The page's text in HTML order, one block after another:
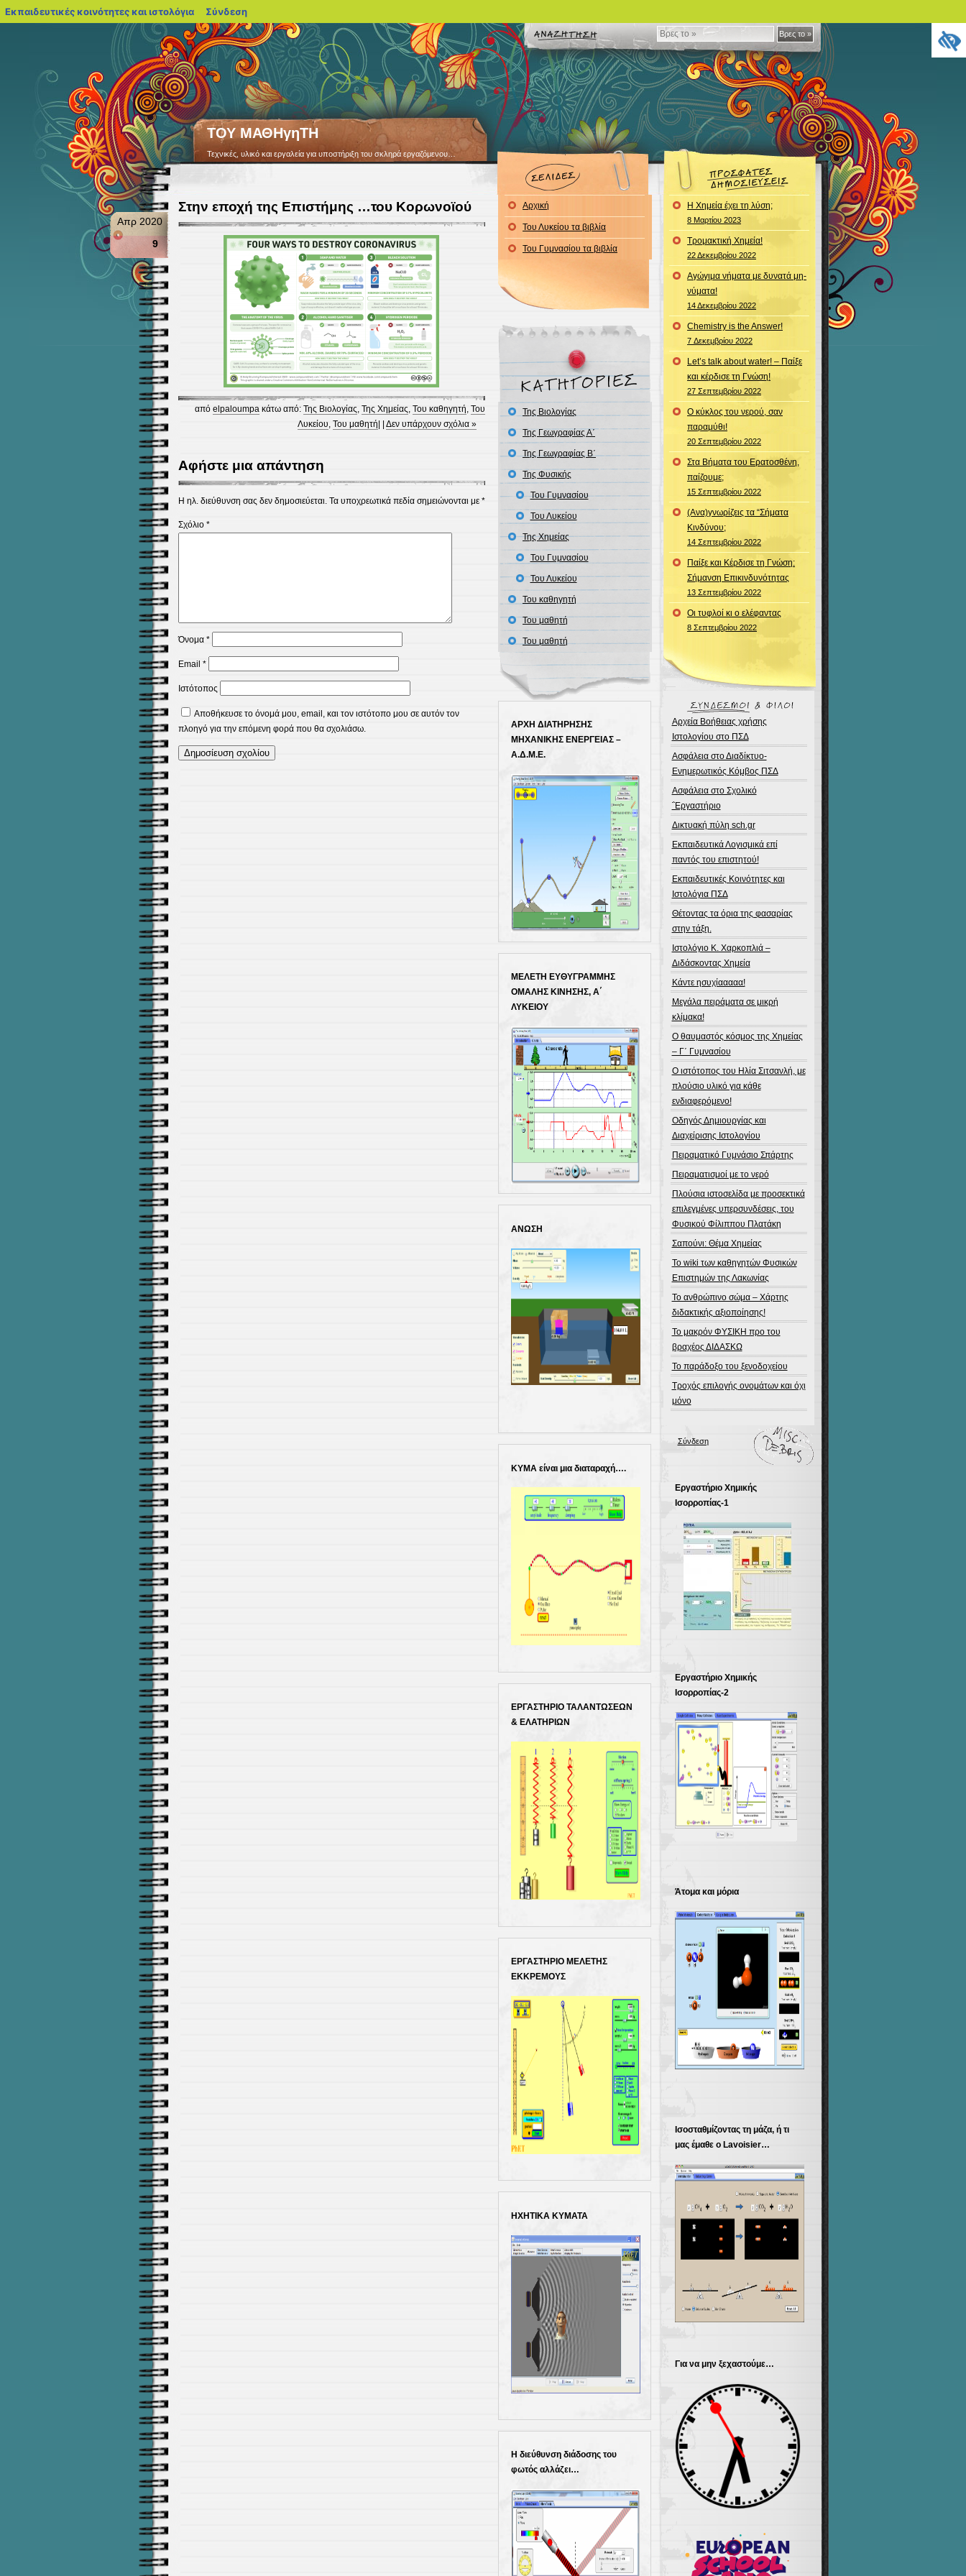
Βρες
το
»
Βρες το »
ΤΟΥ ΜΑΘΗγηΤΗ
Τεχνικές, υλικό και εργαλεία για υποστήριξη του σκληρά εργαζόμενου…
Στην εποχή της Επιστήμης …του Κορωνοϊού
Απρ 2020
9
από elpaloumpaκάτω από: Της Βιολογίας, Της Χημείας, Του καθηγητή, Του
Λυκείου, Του μαθητή Δεν υπάρχουν σχόλια »
Αφήστε μια απάντηση
Η ηλ. διεύθυνση σας δεν δημοσιεύεται. Τα υποχρεωτικά πεδία σημειώνονται με *
Σχόλιο *
Όνομα *
Email *
Ιστότοπος
Αποθήκευσε το όνομά μου, email, και τον ιστότοπο μου σε αυτόν τον
πλοηγό για την επόμενη φορά που θα σχολιάσω.
Αρχική
Του Λυκείου τα βιβλία
Του Γυμνασίου τα βιβλία
Της Βιολογίας
Της Γεωγραφίας Α΄
Της Γεωγραφίας Β΄
Της Φυσικής
Του Γυμνασίου
Του Λυκείου
Της Χημείας
Του Γυμνασίου
Του Λυκείου
Του καθηγητή
Του μαθητή
Του μαθητή
ΑΡΧΗ ΔΙΑΤΗΡΗΣΗΣ
ΜΗΧΑΝΙΚΗΣ ΕΝΕΡΓΕΙΑΣ –
Α.Δ.Μ.Ε.
Κλικ για εκτέλεση
ΜΕΛΕΤΗ ΕΥΘΥΓΡΑΜΜΗΣ
ΟΜΑΛΗΣ ΚΙΝΗΣΗΣ, Α΄
ΛΥΚΕΙΟΥ
ΑΝΩΣΗ
ΚΥΜΑ είναι μια διαταραχή….
ΕΡΓΑΣΤΗΡΙΟ ΤΑΛΑΝΤΩΣΕΩΝ
& ΕΛΑΤΗΡΙΩΝ
ΕΡΓΑΣΤΗΡΙΟ ΜΕΛΕΤΗΣ
ΕΚΚΡΕΜΟΥΣ
ΗΧΗΤΙΚΑ ΚΥΜΑΤΑ
Η διεύθυνση διάδοσης του
φωτός αλλάζει…
Η Χημεία έχει τη λύση;
8 Μαρτίου 2023
Τρομακτική Χημεία!
22 Δεκεμβρίου 2022
Αγώγιμα νήματα με δυνατά μη-
νύματα!
14 Δεκεμβρίου 2022
Chemistry is the Answer!
7 Δεκεμβρίου 2022
Let’s talk about water! – Παίξε
και κέρδισε τη Γνώση!
27 Σεπτεμβρίου 2022
Ο κύκλος του νερού, σαν
παραμύθι!
20 Σεπτεμβρίου 2022
Στα Βήματα του Ερατοσθένη,
παίζουμε;
15 Σεπτεμβρίου 2022
(Ανα)γνωρίζεις τα “Σήματα
Κινδύνου;
14 Σεπτεμβρίου 2022
Παίξε και Κέρδισε τη Γνώση:
Σήμανση Επικινδυνότητας
13 Σεπτεμβρίου 2022
Οι τυφλοί κι ο ελέφαντας
8 Σεπτεμβρίου 2022
Αρχεία Βοήθειας χρήσης
Ιστολογίου στο ΠΣΔ
Ασφάλεια στο Διαδίκτυο-
Ενημερωτικός Κόμβος ΠΣΔ
Ασφάλεια στο Σχολικό
΅Εργαστήριο
Δικτυακή πύλη sch.gr
Εκπαιδευτικά Λογισμικά επί
παντός του επιστητού!
Εκπαιδευτικές Κοινότητες και
Ιστολόγια ΠΣΔ
Θέτοντας τα όρια της φασαρίας
στην τάξη.
Ιστολόγιο Κ. Χαρκοπλιά –
Διδάσκοντας Χημεία
Κάντε ησυχίααααα!
Μεγάλα πειράματα σε μικρή
κλίμακα!
Ο θαυμαστός κόσμος της Χημείας
– Γ΄ Γυμνασίου
Ο ιστότοπος του Ηλία Σιτσανλή, με
πλούσιο υλικό για κάθε
ενδιαφερόμενο!
Οδηγός Δημιουργίας και
Διαχείρισης Ιστολογίου
Πειραματικό Γυμνάσιο Σπάρτης
Πειραματισμοί με το νερό
Πλούσια ιστοσελίδα με προσεκτικά
επιλεγμένες υπερσυνδέσεις, του
Φυσικού Φίλιππου Πλατάκη
Σαπούνι: Θέμα Χημείας
Το wiki των καθηγητών Φυσικών
Επιστημών της Λακωνίας
Το ανθρώπινο σώμα – Χάρτης
διδακτικής αξιοποίησης!
Το μακρόν ΦΥΣΙΚΗ προ του
βραχέος ΔΙΔΑΣΚΩ
Το παράδοξο του ξενοδοχείου
Τροχός επιλογής ονομάτων και όχι
μόνο
Σύνδεση
Εργαστήριο Χημικής
Ισορροπίας-1
Εργαστήριο Χημικής
Ισορροπίας-2
Άτομα και μόρια
Ισοσταθμίζοντας τη μάζα, ή τι
μας έμαθε ο Lavoisier…
Για να μην ξεχαστούμε…
Εκπαιδευτικές κοινότητες και ιστολόγια blogs.sch.gr
Σύνδεση